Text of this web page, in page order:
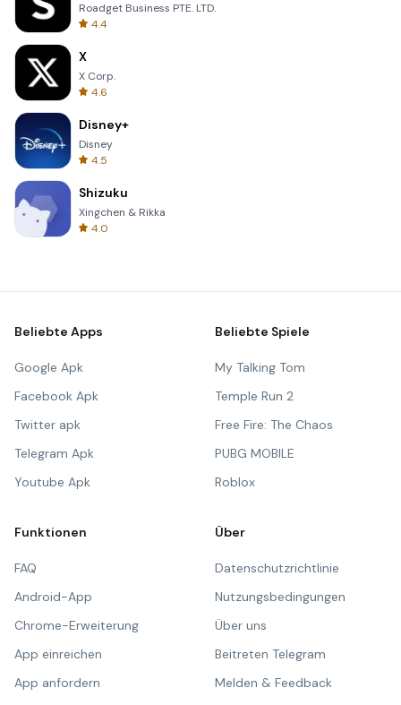
Roadget Business PTE. LTD.
4.4
X
X Corp.
4.6
Disney+
Disney
4.5
Shizuku
Xingchen & Rikka
4.0
Beliebte Apps
Google Apk
Facebook Apk
Twitter apk
Telegram Apk
Youtube Apk
Beliebte Spiele
My Talking Tom
Temple Run 2
Free Fire: The Chaos
PUBG MOBILE
Roblox
Funktionen
FAQ
Android-App
Chrome-Erweiterung
App einreichen
App anfordern
Über
Datenschutzrichtlinie
Nutzungsbedingungen
Über uns
Beitreten Telegram
Melden & Feedback